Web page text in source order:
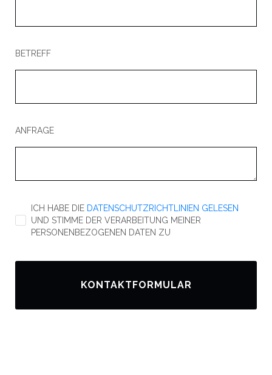
BETREFF
ANFRAGE
ICH HABE DIE DATENSCHUTZRICHTLINIEN GELESEN
UND STIMME DER VERARBEITUNG MEINER
PERSONENBEZOGENEN DATEN ZU
KONTAKTFORMULAR